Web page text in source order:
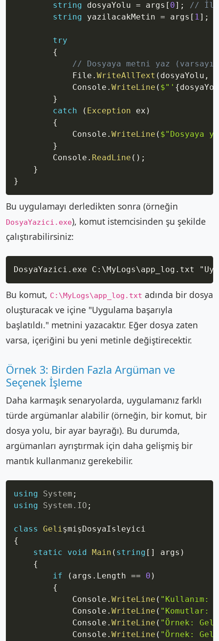
string dosyaYolu = args [ 0] ;
// İlk
string yazilacakMetin = args [ 1] ;
try
{
// Dosyaya metni yaz
            File
. WriteAllText ( dosyaYolu ,
            Console
. WriteLine ( $"' {
}
catch
( Exception ex )
{
            Console
. WriteLine ( $"Dosyaya
}
        Console
. ReadLine ( ) ;
}
}
Bu uygulamayı derledikten sonra (örneğin
DosyaYazici.exe), komut istemcisinden şu şekilde
çalıştırabilirsiniz:
Copy
Bu komut, C:\MyLogs\app_log.txt adında bir dosya
oluşturacak ve içine "Uygulama başarıyla
başlatıldı." metnini yazacaktır. Eğer dosya zaten
varsa, içeriğini bu yeni metinle değiştirecektir.
Örnek 3: Birden Fazla Argüman ve
Seçenek İşleme
Daha karmaşık senaryolarda, uygulamanız farklı
türde argümanlar alabilir (örneğin, bir komut, bir
dosya yolu, bir ayar bayrağı). Bu durumda,
argümanları ayrıştırmak için daha gelişmiş bir
mantık kullanmanız gerekebilir.
using System ;
using
System . IO ;
class Geli
{
static
void Main ( string [ ] args )
{
if
( args . Length == 0 )
{
            Console
. WriteLine ( "Kullanım:
            Console
. WriteLine ( "Komutlar:
            Console
. WriteLine ( "Örnek:
            Console
. WriteLine ( "Örnek: